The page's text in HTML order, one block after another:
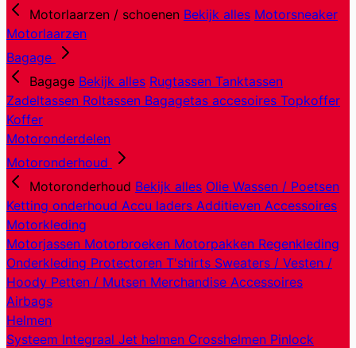
Motorlaarzen / schoenen Bekijk alles Motorsneaker
Motorlaarzen
Bagage
Bagage Bekijk alles Rugtassen Tanktassen
Zadeltassen Roltassen Bagagetas accesoires Topkoffer
Koffer
Motoronderdelen
Motoronderhoud
Motoronderhoud Bekijk alles Olie Wassen / Poetsen
Ketting onderhoud Accu laders Additieven Accessoires
Motorkleding
Motorjassen Motorbroeken Motorpakken Regenkleding
Onderkleding Protectoren T'shirts Sweaters / Vesten /
Hoody Petten / Mutsen Merchandise Accessoires
Airbags
Helmen
Systeem Integraal Jet helmen Crosshelmen Pinlock